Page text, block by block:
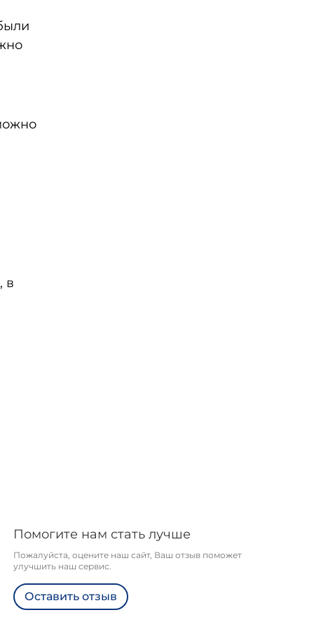
в
Помогите нам стать лучше
Пожалуйста, оцените наш сайт, Ваш отзыв поможет
улучшить наш сервис.
Оставить отзыв